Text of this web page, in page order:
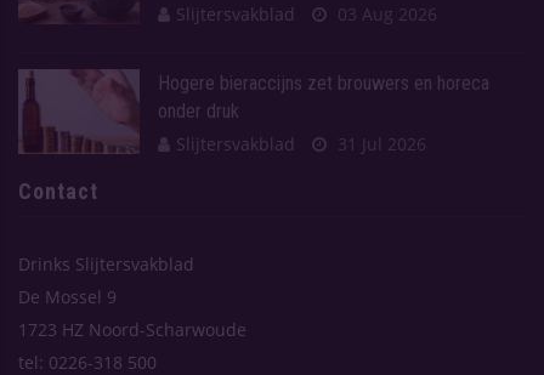
Slijtersvakblad
03 Aug 2026
Hogere bieraccijns zet brouwers en horeca
onder druk
Slijtersvakblad
31 Jul 2026
Contact
Drinks Slijtersvakblad
De Mossel 9
1723 HZ Noord-Scharwoude
tel: 0226-318 500